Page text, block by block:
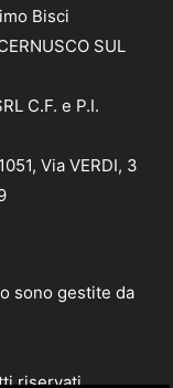
Bisci
SUL
C.F. e P.I.
Via VERDI, 3
sono gestite da
riservati